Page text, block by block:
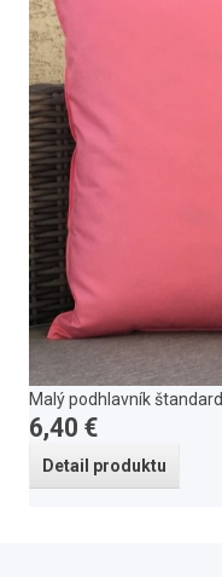
Malý podhlavník štandard
6,40 €
Detail produktu